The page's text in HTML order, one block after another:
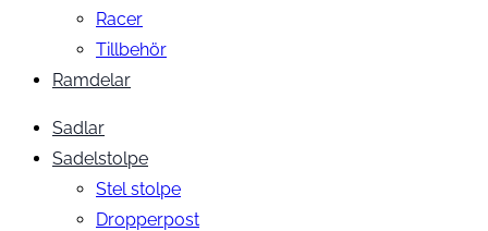
Racer
Tillbehör
Ramdelar
Sadlar
Sadelstolpe
Stel stolpe
Dropperpost